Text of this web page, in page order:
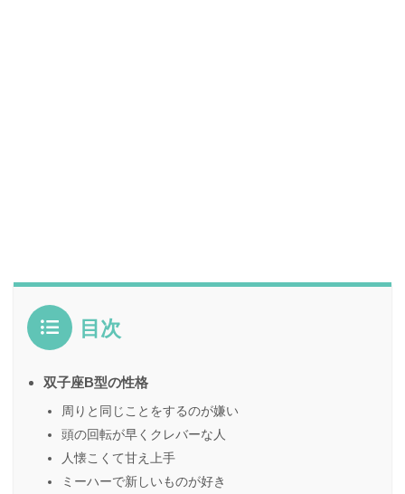
目次
双子座B型の性格
周りと同じことをするのが嫌い
頭の回転が早くクレバーな人
人懐こくて甘え上手
ミーハーで新しいものが好き